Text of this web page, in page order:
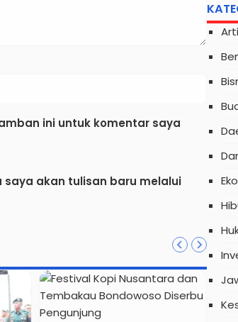
ini untuk komentar saya
saya akan tulisan baru melalui